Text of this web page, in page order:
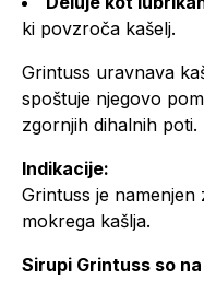
ki povzroča kašelj.
Grintuss uravnava
spoštuje njegovo
zgornjih dihalnih poti.
Indikacije:
Grintuss je
mokrega kašlja.
Sirupi Grintuss so